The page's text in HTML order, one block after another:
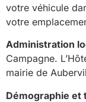
votre véhicule
votre
Administration
Campagne.
mairie de
Démographie et